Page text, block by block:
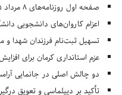
صفحه اول روزنامه‌های 8 مرداد 1405
اعزام کاروان‌های دانشجویی
تسهیل ثبت‌نام فرزندان شهدا
عزم استانداری کرمان برای
دو چالش اصلی در جانمایی
تأکید بر دیپلماسی و تعویق